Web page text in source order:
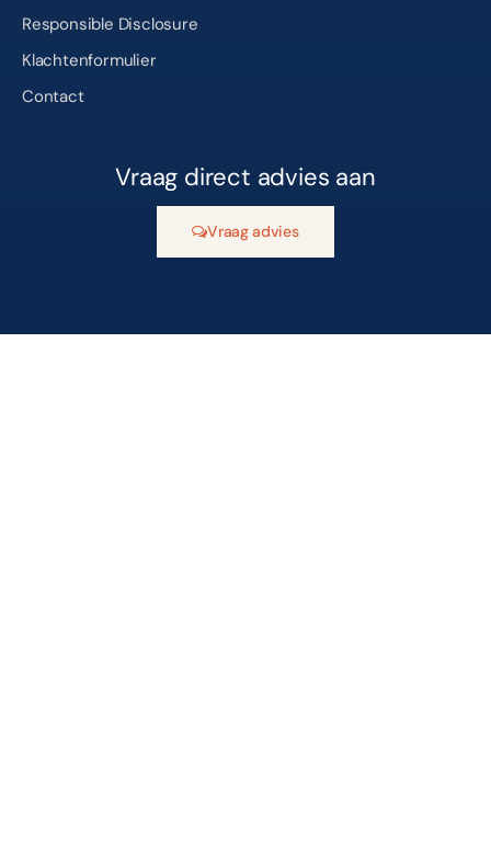
Responsible Disclosure
Klachtenformulier
Contact
Vraag direct advies aan
Vraag advies